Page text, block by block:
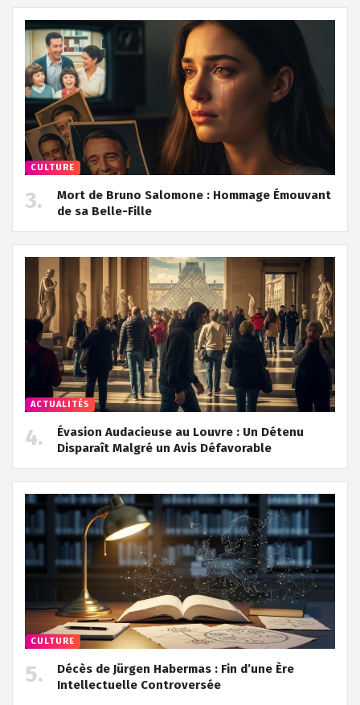
CULTURE
Mort de Bruno Salomone : Hommage Émouvant
de sa Belle-Fille
ACTUALITÉS
Évasion Audacieuse au Louvre : Un Détenu
Disparaît Malgré un Avis Défavorable
CULTURE
Décès de Jürgen Habermas : Fin d’une Ère
Intellectuelle Controversée